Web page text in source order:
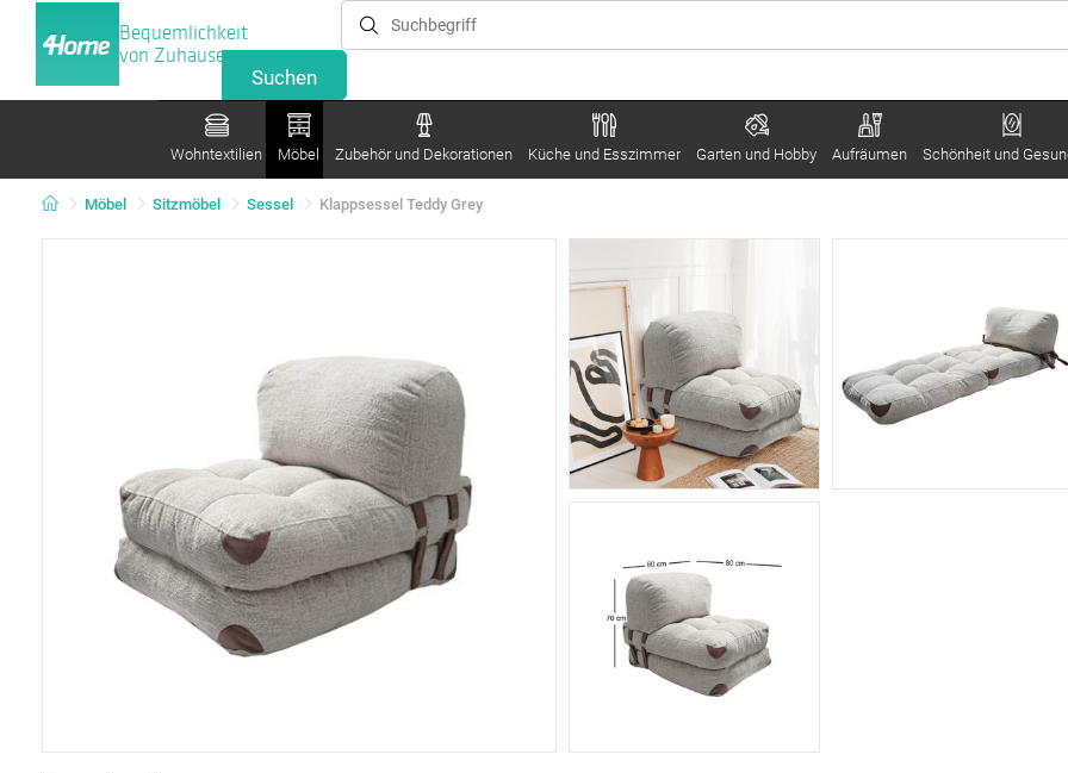
Bequemlichkeit
von Zuhause
Wohntextilien Möbel Zubehör und Dekorationen Küche und Esszimmer Garten und Hobby Aufräumen Schönheit und
Möbel Sitzmöbel Sessel Klappsessel Teddy Grey